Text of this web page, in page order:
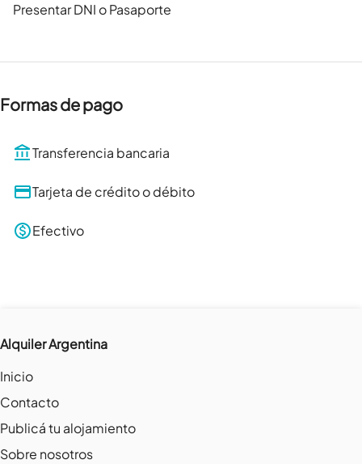
Presentar DNI o Pasaporte
Formas de pago
Transferencia bancaria
Tarjeta de crédito o débito
Efectivo
Alquiler Argentina
Inicio
Contacto
Publicá tu alojamiento
Sobre nosotros